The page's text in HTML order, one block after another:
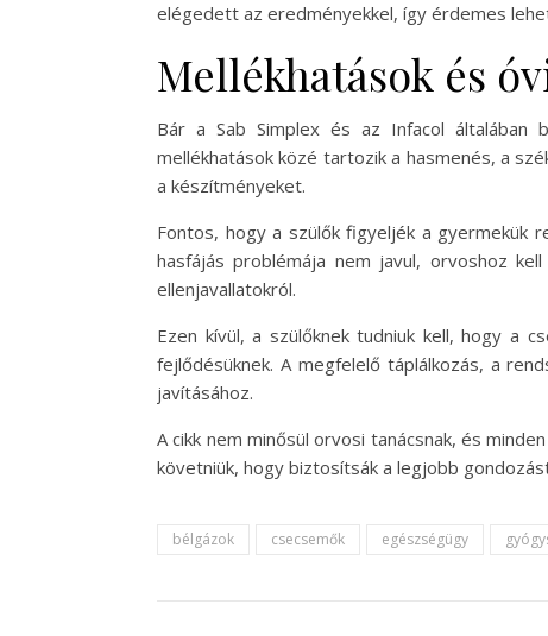
elégedett az eredményekkel, így érdemes
Mellékhatások és
Bár a Sab Simplex és az Infacol általában
mellékhatások közé tartozik a hasmenés, a
a készítményeket.
Fontos, hogy a szülők figyeljék a gyermekük
hasfájás problémája nem javul, orvoshoz
ellenjavallatokról.
Ezen kívül, a szülőknek tudniuk kell, hogy a
fejlődésüknek. A megfelelő táplálkozás, a
javításához.
A cikk nem minősül orvosi tanácsnak, és
követniük, hogy biztosítsák a legjobb
bélgázok csecsemők egészségügy